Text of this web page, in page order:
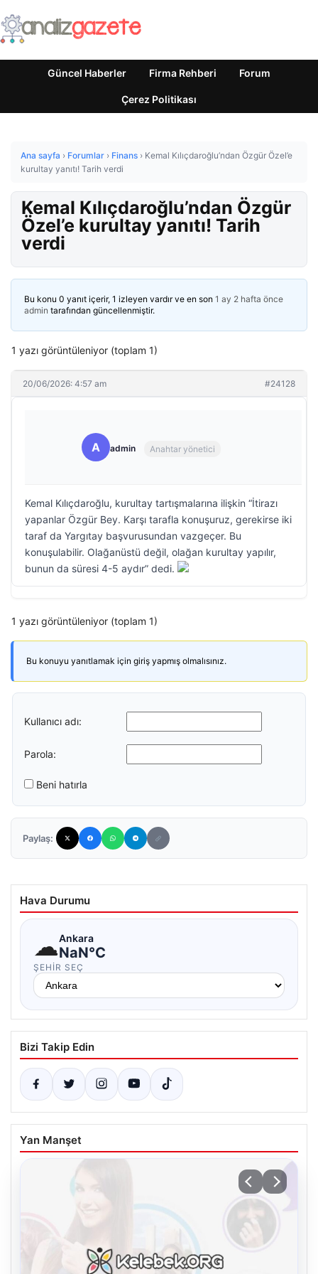
Güncel Haberler Firma Rehberi Forum
Çerez Politikası
Ana sayfa › Forumlar › Finans › Kemal Kılıçdaroğlu’ndan Özgür Özel’e
kurultay yanıtı! Tarih verdi
Kemal Kılıçdaroğlu’ndan Özgür
Özel’e kurultay yanıtı! Tarih
verdi
Bu konu 0 yanıt içerir, 1 izleyen vardır ve en son 1 ay 2 hafta önce
admin tarafından güncellenmiştir.
1 yazı görüntüleniyor (toplam 1)
20/06/2026: 4:57 am #24128
A admin Anahtar yönetici
Kemal Kılıçdaroğlu, kurultay tartışmalarına ilişkin “İtirazı
yapanlar Özgür Bey. Karşı tarafla konuşuruz, gerekirse iki
taraf da Yargıtay başvurusundan vazgeçer. Bu
konuşulabilir. Olağanüstü değil, olağan kurultay yapılır,
bunun da süresi 4-5 aydır” dedi.
1 yazı görüntüleniyor (toplam 1)
Bu konuyu yanıtlamak için giriş yapmış olmalısınız.
Kullanıcı adı:
Parola:
Beni hatırla
Paylaş:
Hava Durumu
☁Ankara
NaN°C
ŞEHIR SEÇ
Bizi Takip Edin
Yan Manşet